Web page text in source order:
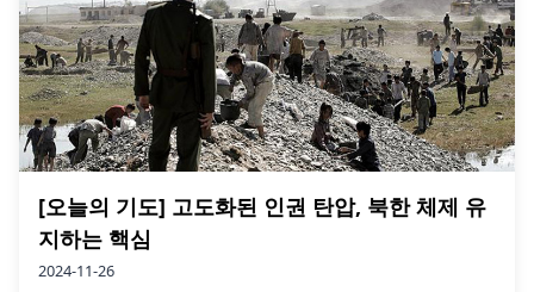
[오늘의 기도] 고도화된 인권 탄압, 북한 체제 유
지하는 핵심
2024-11-26